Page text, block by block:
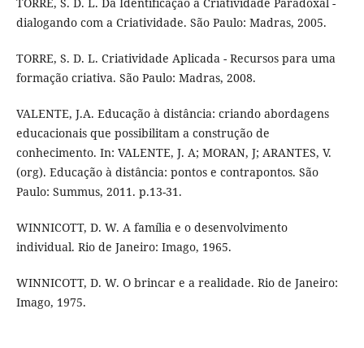
dialogando com a Criatividade. São Paulo: Madras, 2005.
TORRE, S. D. L. Criatividade Aplicada - Recursos para uma
formação criativa. São Paulo: Madras, 2008.
VALENTE, J.A. Educação à distância: criando abordagens
educacionais que possibilitam a construção de
conhecimento. In: VALENTE, J. A; MORAN, J; ARANTES, V.
(org). Educação à distância: pontos e contrapontos. São
Paulo: Summus, 2011. p.13-31.
WINNICOTT, D. W. A família e o desenvolvimento
individual. Rio de Janeiro: Imago, 1965.
WINNICOTT, D. W. O brincar e a realidade. Rio de Janeiro:
Imago, 1975.